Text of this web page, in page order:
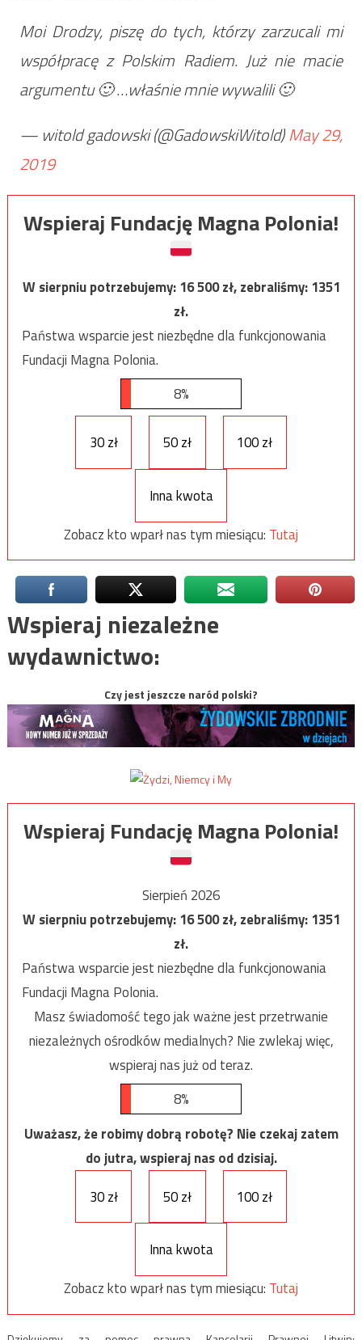
Moi Drodzy, piszę do tych, którzy zarzucali mi
współpracę z Polskim Radiem. Już nie macie
argumentu 🙂 …właśnie mnie wywalili 🙂
— witold gadowski (@GadowskiWitold)May 29,
2019
Wspieraj Fundację Magna Polonia!
W sierpniu potrzebujemy:16 500zł, zebraliśmy:1351
zł.
Państwa wsparcie jest niezbędne dla funkcjonowania
Fundacji Magna Polonia.
8%
30 zł 50 zł 100 zł
Inna kwota
Zobacz kto wparł nas tym miesiącu: Tutaj
Wspieraj niezależne
wydawnictwo:
Czy jest jeszcze naród polski?
Wspieraj Fundację Magna Polonia!
Sierpień 2026
W sierpniu potrzebujemy:16 500zł, zebraliśmy:1351
zł.
Państwa wsparcie jest niezbędne dla funkcjonowania
Fundacji Magna Polonia.
Masz świadomość tego jak ważne jest przetrwanie
niezależnych ośrodków medialnych? Nie zwlekaj więc,
wspieraj nas już od teraz.
8%
Uważasz, że robimy dobrą robotę? Nie czekaj zatem
do jutra, wspieraj nas od dzisiaj.
30 zł
50 zł 100 zł
Inna kwota
Zobacz kto wparł nas tym miesiącu: Tutaj